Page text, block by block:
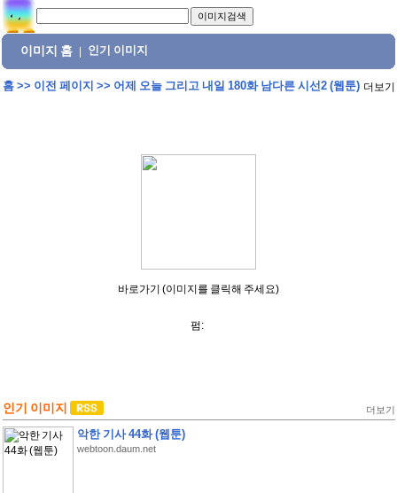
이미지 홈 인기 이미지
홈>> 이전 페이지 >> 어제 오늘 그리고 내일 180화 남다른 시선2 (웹툰) 더보기
바로가기 (이미지를 클릭해 주세요)
펌:
인기 이미지 더보기
악한 기사 44화 (웹툰)
webtoon.daum.net